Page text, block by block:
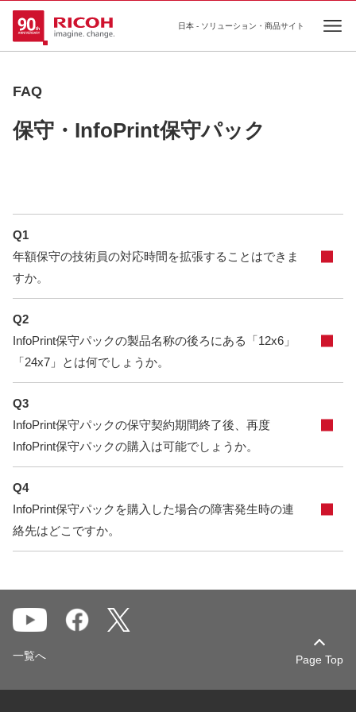
日本 - ソリューション・商品サイト
FAQ
保守・InfoPrint保守パック
Q1
年額保守の技術員の対応時間を拡張することはできま
すか。
Q2
InfoPrint保守パックの製品名称の後ろにある「12x6」
「24x7」とは何でしょうか。
Q3
InfoPrint保守パックの保守契約期間終了後、再度
InfoPrint保守パックの購入は可能でしょうか。
Q4
InfoPrint保守パックを購入した場合の障害発生時の連
絡先はどこですか。
Page Top
一覧へ